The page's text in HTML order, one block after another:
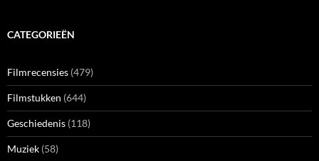
CATEGORIEËN
Filmrecensies (479)
Filmstukken (644)
Geschiedenis (118)
Muziek (58)